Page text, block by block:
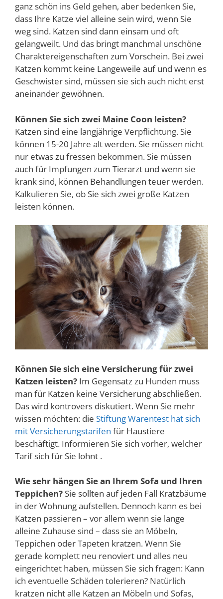
ganz schön ins Geld gehen, aber bedenken Sie,
dass Ihre Katze viel alleine sein wird, wenn Sie
weg sind. Katzen sind dann einsam und oft
gelangweilt. Und das bringt manchmal unschöne
Charaktereigenschaften zum Vorschein. Bei zwei
Katzen kommt keine Langeweile auf und wenn es
Geschwister sind, müssen sie sich auch nicht erst
aneinander gewöhnen.
Können Sie sich zwei Maine Coon leisten?
Katzen sind eine langjährige Verpflichtung. Sie
können 15-20 Jahre alt werden. Sie müssen nicht
nur etwas zu fressen bekommen. Sie müssen
auch für Impfungen zum Tierarzt und wenn sie
krank sind, können Behandlungen teuer werden.
Kalkulieren Sie, ob Sie sich zwei große Katzen
leisten können.
Können Sie sich eine Versicherung für zwei
Katzen leisten? Im Gegensatz zu Hunden muss
man für Katzen keine Versicherung abschließen.
Das wird kontrovers diskutiert. Wenn Sie mehr
wissen möchten: die Stiftung Warentest hat sich
mit Versicherungstarifen für Haustiere
beschäftigt. Informieren Sie sich vorher, welcher
Tarif sich für Sie lohnt .
Wie sehr hängen Sie an Ihrem Sofa und Ihren
Teppichen? Sie sollten auf jeden Fall Kratzbäume
in der Wohnung aufstellen. Dennoch kann es bei
Katzen passieren – vor allem wenn sie lange
alleine Zuhause sind – dass sie an Möbeln,
Teppichen oder Tapeten kratzen. Wenn Sie
gerade komplett neu renoviert und alles neu
eingerichtet haben, müssen Sie sich fragen: Kann
ich eventuelle Schäden tolerieren? Natürlich
kratzen nicht alle Katzen an Möbeln und Sofas,